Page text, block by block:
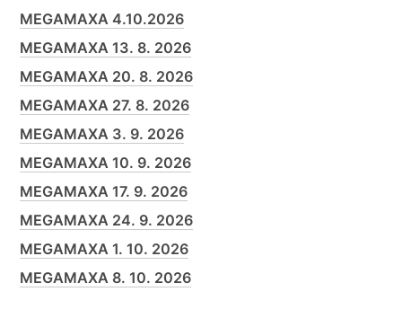
MEGAMAXA 4.10.2026
MEGAMAXA 13. 8. 2026
MEGAMAXA 20. 8. 2026
MEGAMAXA 27. 8. 2026
MEGAMAXA 3. 9. 2026
MEGAMAXA 10. 9. 2026
MEGAMAXA 17. 9. 2026
MEGAMAXA 24. 9. 2026
MEGAMAXA 1. 10. 2026
MEGAMAXA 8. 10. 2026